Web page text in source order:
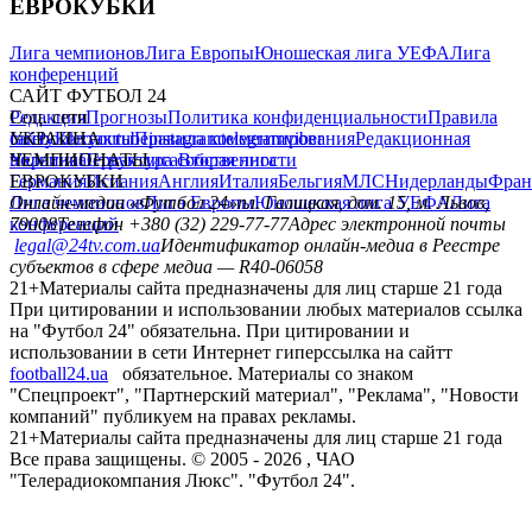
ЕВРОКУБКИ
Лига чемпионовЛига ЕвропыЮношеская лига УЕФАЛига
конференций
САЙТ ФУТБОЛ 24
РедакцияПрогнозыПолитика конфиденциальностиПравила
сайтуКонтактыПравила комментированияРедакционная
политикаСтруктура собственности
Соц. сети
facebookxyoutubeinstagramtelegramviber
УКРАИНА
УкраинаПервая лигаВторая лига
ЧЕМПИОНАТЫ
ГерманияИспанияАнглияИталияБельгияМЛСНидерланды
ЕВРОКУБКИ
Лига чемпионовЛига ЕвропыЮношеская лига УЕФАЛига
конференций
Онлайн-медиа «Футбол 24»пл. Галицкая, дом. 15, м. Львов,
79008Телефон +380 (32) 229-77-77Адрес электронной почты
legal@24tv.com.uaИдентификатор онлайн-медиа в Реестре
субъектов в сфере медиа — R40-06058
21+Материалы сайта предназначены для лиц старше 21 года
При цитировании и использовании любых материалов ссылка
на "Футбол 24" обязательна. При цитировании и
использовании в сети Интернет гиперссылка на сайтт
football24.ua
обязательное. Материалы со знаком
"Спецпроект", "Партнерский материал", "Реклама", "Новости
компаний" публикуем на правах рекламы.
21+Материалы сайта предназначены для лиц старше 21 года
Все права защищены. © 2005 - 2026 , ЧАО
"Телерадиокомпания Люкс". "Футбол 24".